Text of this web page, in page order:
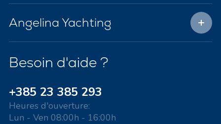
Angelina Yachting
Besoin d'aide ?
+385 23 385 293
Heures d'ouverture:
Lun - Ven 08:00h - 16:00h